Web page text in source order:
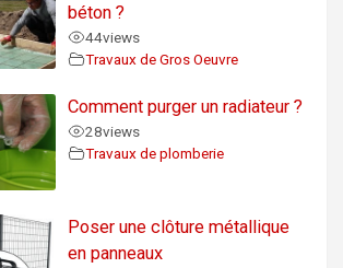
béton ?
44views
Travaux de Gros Oeuvre
Comment purger un radiateur ?
28views
Travaux de plomberie
Poser une clôture métallique
en panneaux